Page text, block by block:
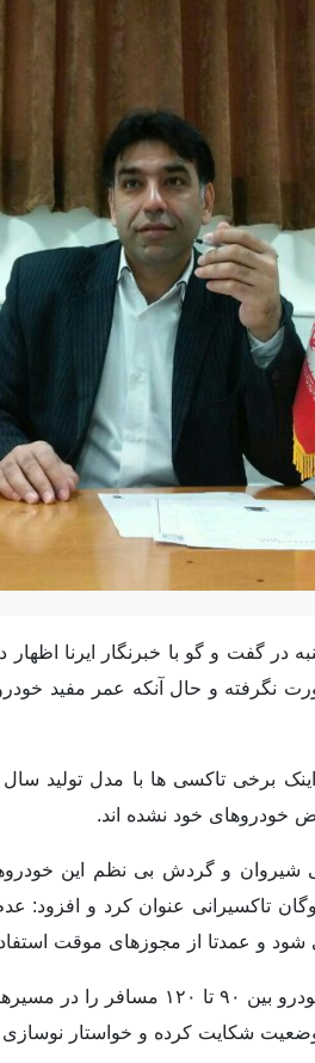
خودروهای خود نشده اند.
شیروان و گردش بی نظم این
تاکسیرانی عنوان کرد و افزود:
شود و عمدتا از مجوزهای موقت
عضو شورای شهر شیروان با بیان
شکایت کرده و خواستار نوسازی